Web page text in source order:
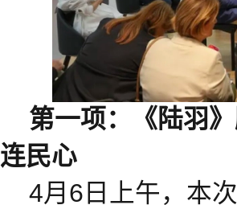
第一项：《陆羽
连民心
4月6日上午，本